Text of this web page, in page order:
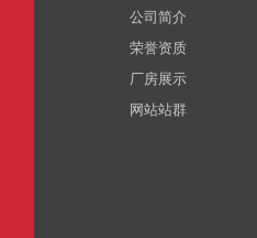
公司简介
荣誉资质
厂房展示
网站站群